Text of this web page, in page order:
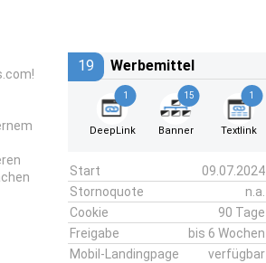
19 Werbemittel
1
DeepLink
15
Banner
1
Textlink
Start
09.07.2024
Stornoquote
n.a.
Cookie
90 Tage
Freigabe
bis 6 Wochen
Mobil-Landingpage
verfügbar